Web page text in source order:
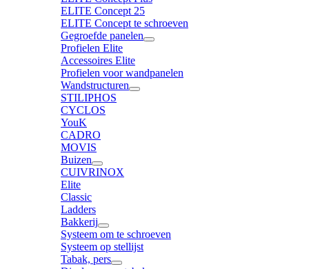
ELITE Concept 25
ELITE Concept te schroeven
Gegroefde panelen
Profielen Elite
Accessoires Elite
Profielen voor wandpanelen
Wandstructuren
STILIPHOS
CYCLOS
YouK
CADRO
MOVIS
Buizen
CUIVRINOX
Elite
Classic
Ladders
Bakkerij
Systeem om te schroeven
Systeem op stellijst
Tabak, pers